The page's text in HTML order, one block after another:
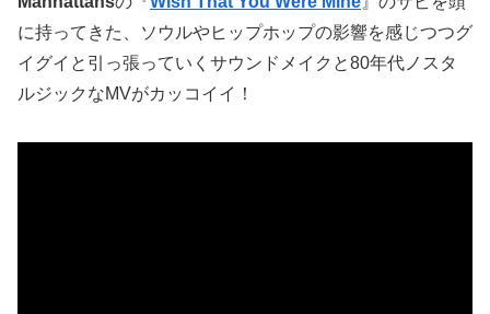
に持ってきた、ソウルやヒップホップの影響を感じつつグ
イグイと引っ張っていくサウンドメイクと80年代ノスタ
ルジックなMVがカッコイイ！